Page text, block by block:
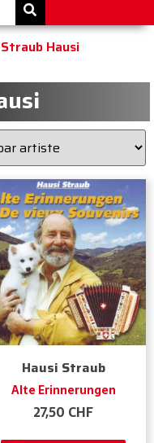
Hausi
Hausi Straub
Alte Erinnerungen
27,50 CHF